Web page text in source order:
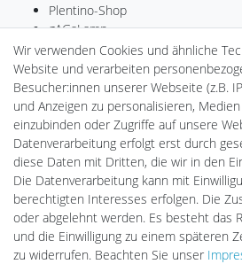
Plentino-Shop
gAGaLamp
Drohnenstore24
Cardanlight-Shop
Batteriespeicher
PlentiSolar
Gebrauchtlicht
Ledkauf
DEYESOLAR
Lightech Connect
CardanLight Europe
FORTIMO LEDs
LED-RETROSHOP
MeinUSB
Wir verwenden Cookies und ähnliche
Website und verarbeiten
Besucher:innen unserer Webseite (z.B.
und Anzeigen zu personalisieren,
einzubinden oder Zugriffe auf unsere
Datenverarbeitung erfolgt erst durch
diese Daten mit Dritten, die wir in den
Die Datenverarbeitung kann mit
berechtigten Interesses erfolgen. Die
oder abgelehnt werden. Es besteht das
und die Einwilligung zu einem späteren
zu widerrufen. Beachten Sie unser